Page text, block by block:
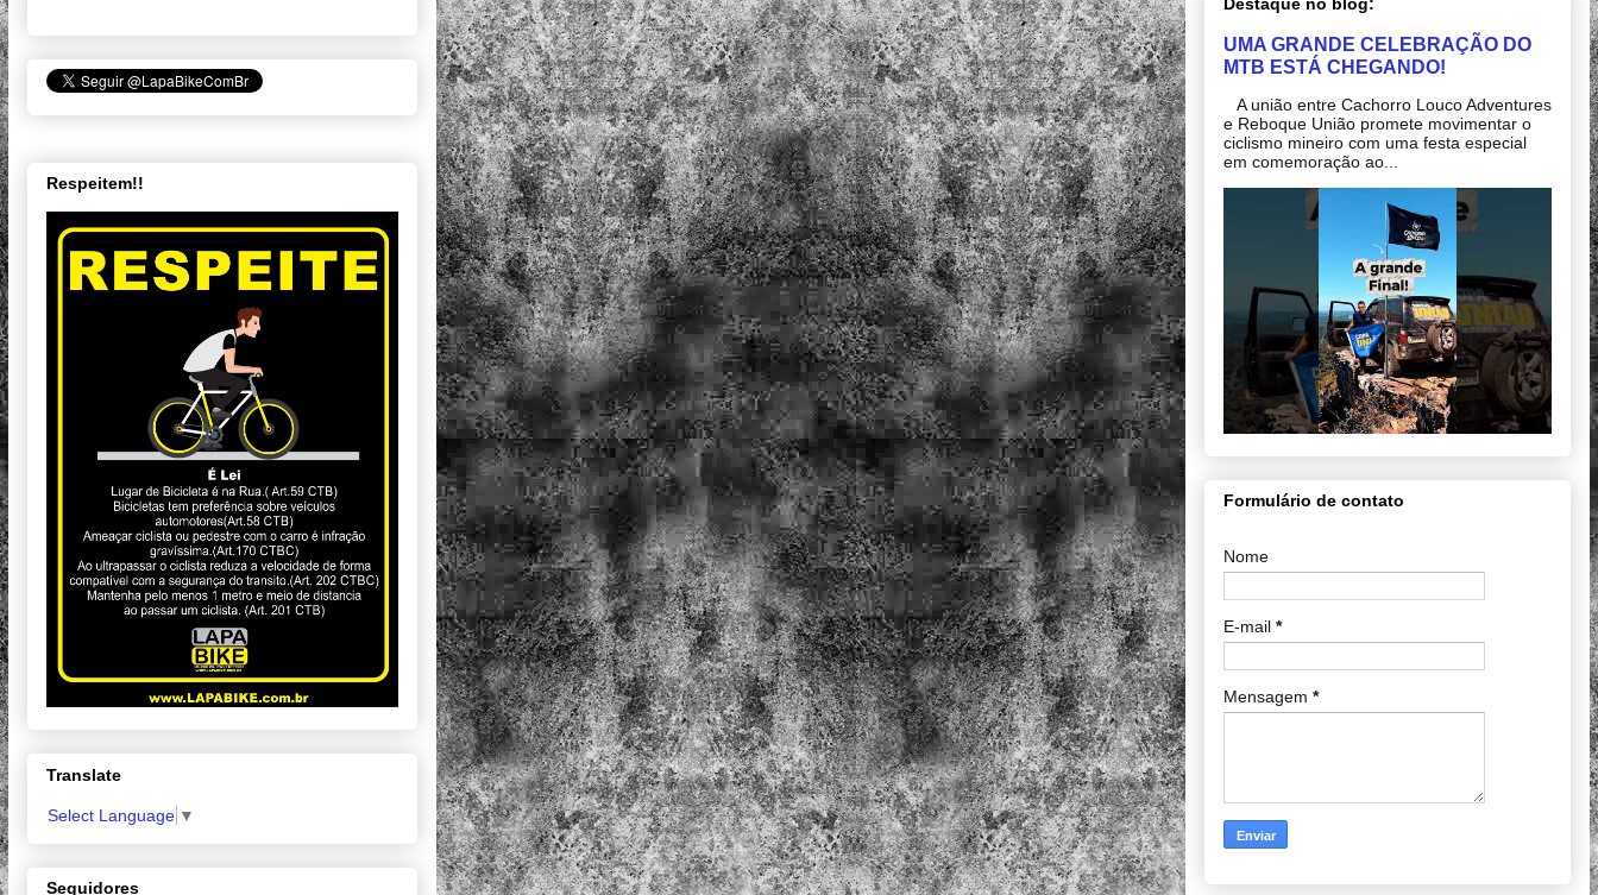
Respeitem!!
Translate
Select Language ▼
Seguidores
UMA GRANDE CELEBRAÇÃO DO
MTB ESTÁ CHEGANDO!
A união entre Cachorro Louco Adventures
e Reboque União promete movimentar o
ciclismo mineiro com uma festa especial
em comemoração ao...
Formulário de contato
Nome
E-mail *
Mensagem *